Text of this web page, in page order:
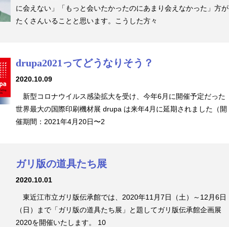
に会えない」「もっと会いたかったのにあまり会えなかった」方が
たくさんいることと思います。こうした方々
drupa2021ってどうなりそう？
2020.10.09
新型コロナウイルス感染拡大を受け、今年6月に開催予定だった
世界最大の国際印刷機材展 drupa は来年4月に延期されました（開
催期間：2021年4月20日〜2
ガリ版の道具たち展
2020.10.01
東近江市立ガリ版伝承館では、2020年11月7日（土）～12月6日
（日）まで「ガリ版の道具たち展」と題してガリ版伝承館企画展
2020を開催いたします。 10